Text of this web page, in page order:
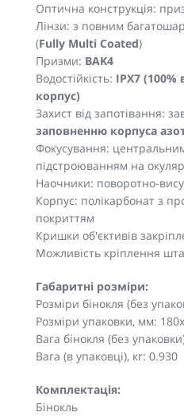
Оптична конструкція:
Лінзи: з повним
(Fully Multi Coated)
Призми: BAK4
Водостійкість: IPX7
корпус)
Захист від запотівання:
заповненню корпуса
Фокусування:
підстроюванням на
Наочники: поворотно-
Корпус: полікарбонат з
покриттям
Кришки об'єктивів
Можливість кріплення
Габаритні розміри:
Розміри бінокля (без
Розміри упаковки, мм:
Вага бінокля (без
Вага (в упаковці), кг: 0.930
Комплектація:
Бінокль